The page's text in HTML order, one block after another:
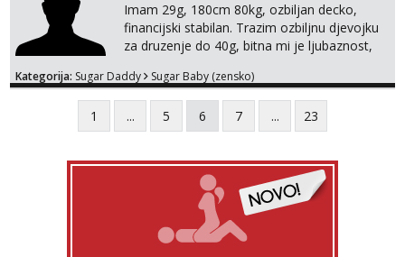
Imam 29g, 180cm 80kg, ozbiljan decko,
financijski stabilan. Trazim ozbiljnu djevojku
za druzenje do 40g, bitna mi je ljubaznost,
predstavis sa opisom i slikom, o nagradi
mozemo preko emaila pricat.
Kategorija: Sugar Daddy Sugar Baby (zensko)
1 ... 5 6 7 ... 23